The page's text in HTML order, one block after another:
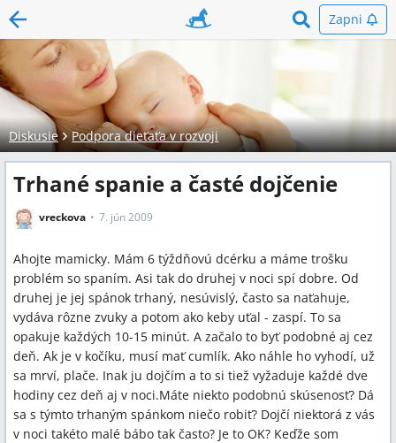
Zapni
Diskusie Podpora dieťaťa v rozvoji
Trhané spanie a časté dojčenie
vreckova 7. jún 2009
Ahojte mamicky. Mám 6 týždňovú dcérku a máme trošku
problém so spaním. Asi tak do druhej v noci spí dobre. Od
druhej je jej spánok trhaný, nesúvislý, často sa naťahuje,
vydáva rôzne zvuky a potom ako keby uťal - zaspí. To sa
opakuje každých 10-15 minút. A začalo to byť podobné aj cez
deň. Ak je v kočíku, musí mať cumlík. Ako náhle ho vyhodí, už
sa mrví, plače. Inak ju dojčím a to si tiež vyžaduje každé dve
hodiny cez deň aj v noci.Máte niekto podobnú skúsenosť? Dá
sa s týmto trhaným spánkom niečo robiť? Dojčí niektorá z vás
v noci takéto malé bábo tak často? Je to OK? Keďže som